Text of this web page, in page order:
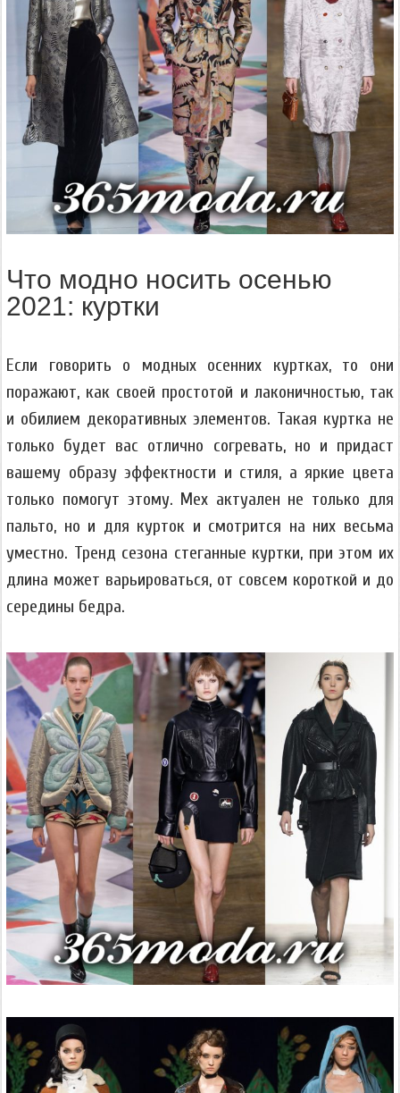
Что модно носить осенью
2021: куртки
Если говорить о модных осенних куртках, то они
поражают, как своей простотой и лаконичностью, так
и обилием декоративных элементов. Такая куртка не
только будет вас отлично согревать, но и придаст
вашему образу эффектности и стиля, а яркие цвета
только помогут этому. Мех актуален не только для
пальто, но и для курток и смотрится на них весьма
уместно. Тренд сезона стеганные куртки, при этом их
длина может варьироваться, от совсем короткой и до
середины бедра.